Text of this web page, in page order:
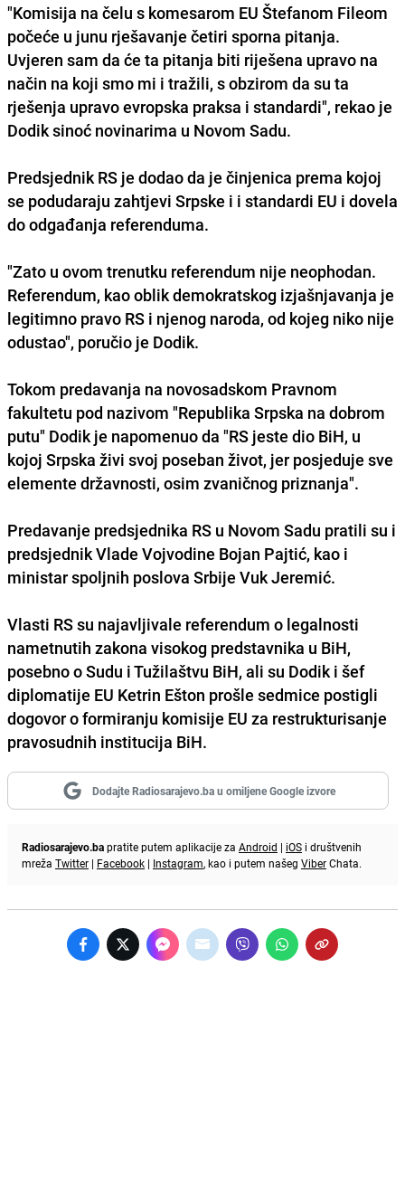
"Komisija na čelu s komesarom EU Štefanom Fileom
počeće u junu rješavanje četiri sporna pitanja.
Uvjeren sam da će ta pitanja biti riješena upravo na
način na koji smo mi i tražili, s obzirom da su ta
rješenja upravo evropska praksa i standardi", rekao je
Dodik sinoć novinarima u Novom Sadu.
Predsjednik RS je dodao da je činjenica prema kojoj
se podudaraju zahtjevi Srpske i i standardi EU i dovela
do odgađanja referenduma.
"Zato u ovom trenutku referendum nije neophodan.
Referendum, kao oblik demokratskog izjašnjavanja je
legitimno pravo RS i njenog naroda, od kojeg niko nije
odustao", poručio je Dodik.
Tokom predavanja na novosadskom Pravnom
fakultetu pod nazivom "Republika Srpska na dobrom
putu" Dodik je napomenuo da "RS jeste dio BiH, u
kojoj Srpska živi svoj poseban život, jer posjeduje sve
elemente državnosti, osim zvaničnog priznanja".
Predavanje predsjednika RS u Novom Sadu pratili su i
predsjednik Vlade Vojvodine Bojan Pajtić, kao i
ministar spoljnih poslova Srbije Vuk Jeremić.
Vlasti RS su najavljivale referendum o legalnosti
nametnutih zakona visokog predstavnika u BiH,
posebno o Sudu i Tužilaštvu BiH, ali su Dodik i šef
diplomatije EU Ketrin Ešton prošle sedmice postigli
dogovor o formiranju komisije EU za restrukturisanje
pravosudnih institucija BiH.
Dodajte Radiosarajevo.ba u omiljene Google izvore
Radiosarajevo.bapratite putem aplikacije za Android | iOS i društvenih
mreža Twitter | Facebook | Instagram, kao i putem našeg ViberChata.